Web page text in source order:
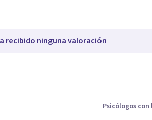
recibido ninguna valoración
Psicólogos